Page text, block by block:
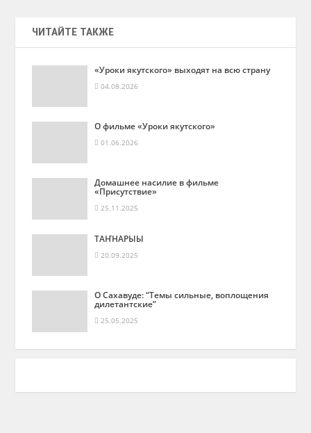
ЧИТАЙТЕ ТАКЖЕ
«Уроки якутского» выходят на всю страну
04.08.2026
О фильме «Уроки якутского»
01.06.2026
Домашнее насилие в фильме
«Присутствие»
25.11.2025
ТАҤНАРЫЫ
20.09.2025
О Сахавуде: “Темы сильные, воплощения
дилетантские”
25.05.2025